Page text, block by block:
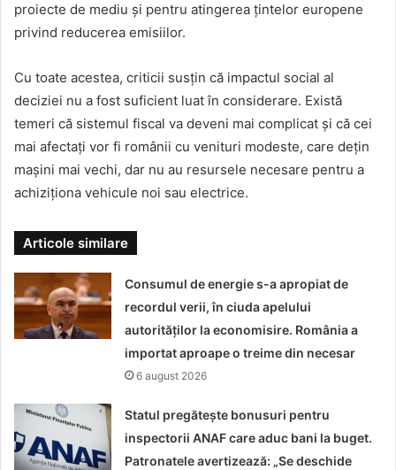
proiecte de mediu și pentru atingerea țintelor europene
privind reducerea emisiilor.
Cu toate acestea, criticii susțin că impactul social al
deciziei nu a fost suficient luat în considerare. Există
temeri că sistemul fiscal va deveni mai complicat și că cei
mai afectați vor fi românii cu venituri modeste, care dețin
mașini mai vechi, dar nu au resursele necesare pentru a
achiziționa vehicule noi sau electrice.
Articole similare
Consumul de energie s-a apropiat de
recordul verii, în ciuda apelului
autorităților la economisire. România a
importat aproape o treime din necesar
6 august 2026
Statul pregătește bonusuri pentru
inspectorii ANAF care aduc bani la buget.
Patronatele avertizează: „Se deschide